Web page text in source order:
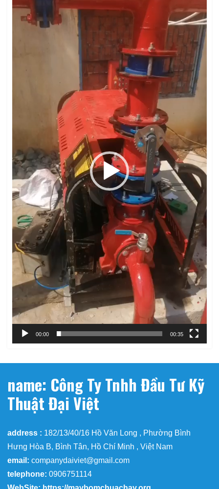
Trình
chơi
00:00 00:35
name: Công Ty Tnhh Đầu Tư Kỹ
Thuật Đại Việt
address : 182/13/40/16 Hồ Văn Long , Phường Bình
Hưng Hòa B, Bình Tân, Hồ Chí Minh , Việt Nam
email: companydaiviet@gmail.com
telephone: 0906751114